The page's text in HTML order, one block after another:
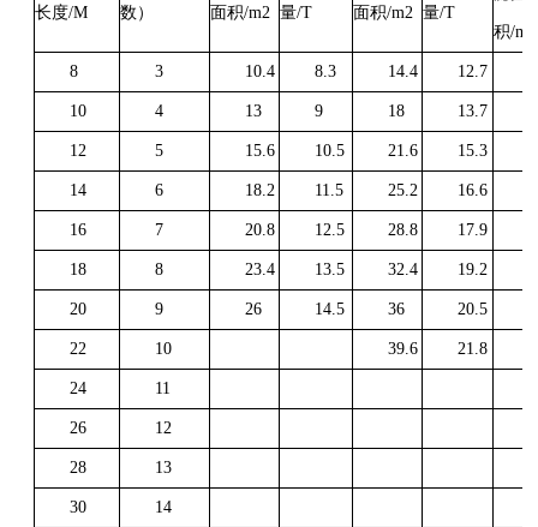
长度/M 数） 面积/m2 量/T 面积/m2 量/T
积/m2
8 3 10.4 8.3 14.4 12.7
10 4 13 9 18 13.7
12 5 15.6 10.5 21.6 15.3
14 6 18.2 11.5 25.2 16.6
16 7 20.8 12.5 28.8 17.9
18 8 23.4 13.5 32.4 19.2
20 9 26 14.5 36 20.5
22 10 39.6 21.8
24 11
26 12
28 13
30 14